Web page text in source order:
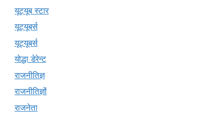
यूट्यूब स्टार
यूट्यूबर्स
यूट्‍यूबर्स
योद्धा डेरेन्ट
राजनीतिज्ञ
राजनीतिज्ञों
राजनेता